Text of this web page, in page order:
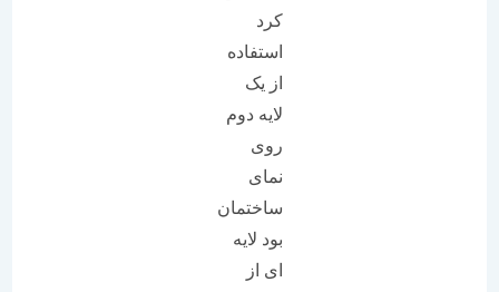
استفاده
لایه دوم
ساختمان
بود لایه